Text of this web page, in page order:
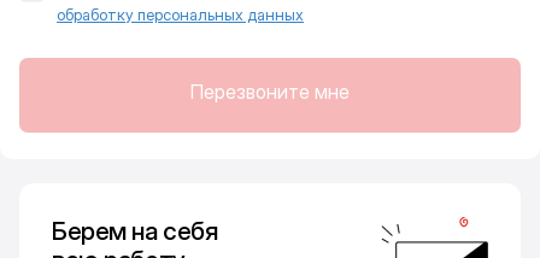
обработку персональных данных
Перезвоните мне
Берем на себя